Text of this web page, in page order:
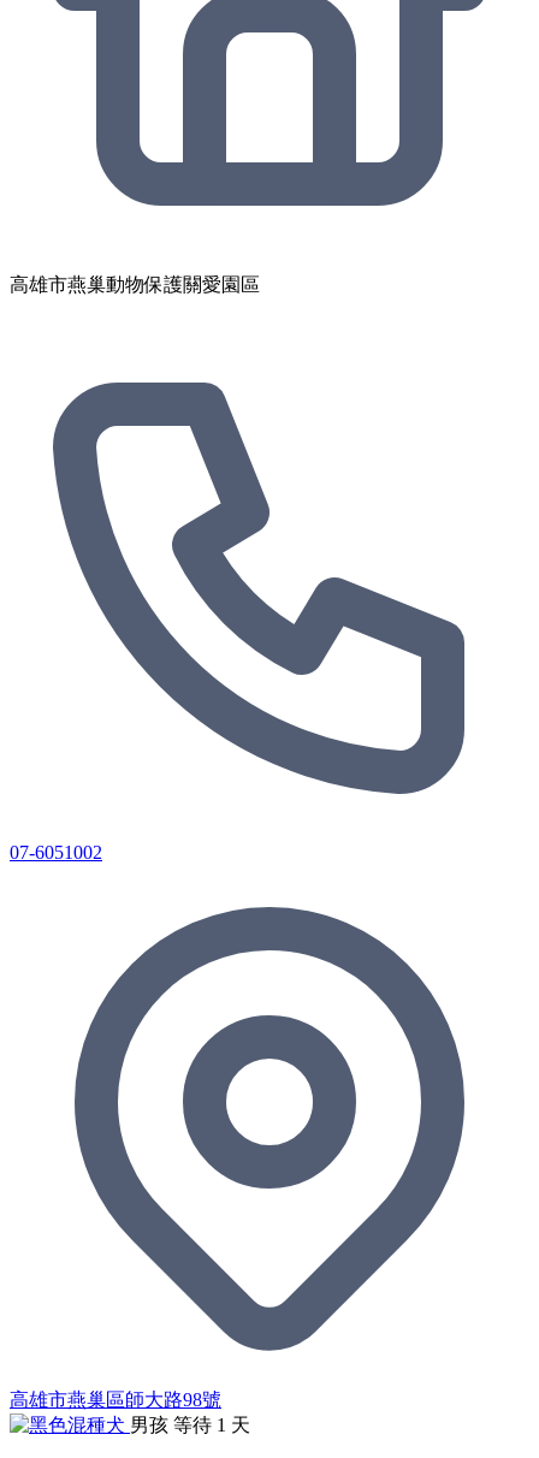
高雄市燕巢動物保護關愛園區
07-6051002
高雄市燕巢區師大路98號
男孩 等待 1 天